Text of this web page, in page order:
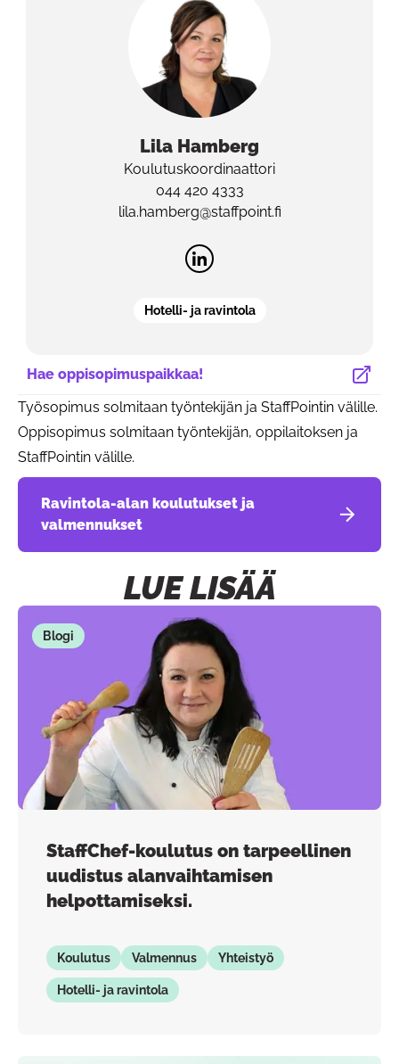
Lila Hamberg
Koulutuskoordinaattori
044 420 4333
lila.hamberg@staffpoint.fi
Hotelli- ja ravintola
Hae oppisopimuspaikkaa!
Avautuu uudessa välilehdessä
Työsopimus solmitaan työntekijän ja StaffPointin välille.
Oppisopimus solmitaan työntekijän, oppilaitoksen ja
StaffPointin välille.
Ravintola-alan koulutukset ja
valmennukset
LUE LISÄÄ
Blogi
StaffChef-koulutus on tarpeellinen
uudistus alanvaihtamisen
helpottamiseksi.
Koulutus Valmennus Yhteistyö
Hotelli- ja ravintola